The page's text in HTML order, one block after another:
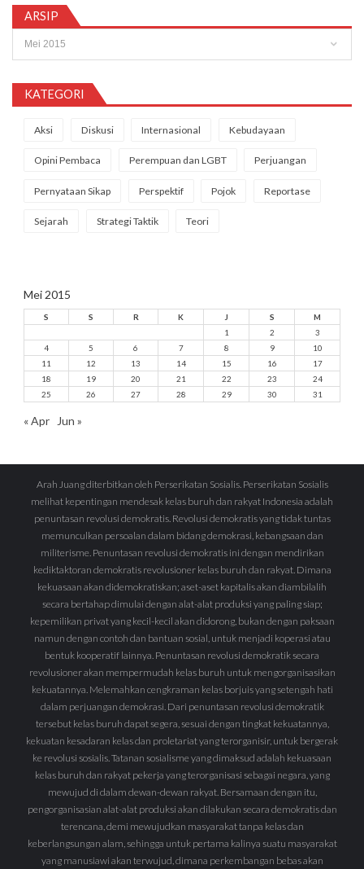
ARSIP
KATEGORI
Aksi Diskusi Internasional Kebudayaan
Opini Pembaca Perempuan dan LGBT Perjuangan
Pernyataan Sikap Perspektif Pojok Reportase
Sejarah Strategi Taktik Teori
Mei 2015
S S R K J S
M
1
2
3
4
5 6 7 8 9
10
11
12 13 14 15 16
17
18
19 20 21 22 23
24
25
26 27 28 29 30 31
« Apr Jun »
Arah Juang diterbitkan oleh Perserikatan Sosialis. Perserikatan Sosialis
melihat kepentingan mendesak kelas buruh dan rakyat Indonesia adalah
penuntasan revolusi demokratis. Revolusi demokratis yang tidak tuntas
memunculkan persoalan dalam bidang demokrasi, kebangsaan dan
militerisme. Penuntasan revolusi demokratis ini dengan mendirikan
kediktaktoran demokratis revolusioner kelas buruh dan rakyat. Dimana
kekuasaan akan didemokratiskan; aset-aset kapitalis akan diambilalih
secara bertahap dimulai dengan alat-alat produksi yang paling siap;
kepemilikan privat yang kecil-kecil akan didorong, bukan dengan paksaan
namun dengan contoh dan bantuan sosial, untuk menjadi koperasi atau
bentuk kooperatif lainnya. Penuntasan revolusi demokratik secara
revolusioner akan mempermudah kelas buruh untuk mengorganisasikan
kekuatannya. Melemahkan cengkraman kelas borjuis yang setengah hati
dalam perjuangan demokrasi. Dari penuntasan revolusi demokratik
tersebut kelas buruh dapat segera, sesuai dengan tingkat kekuatannya,
kekuatan kesadaran kelas dan proletariat yang terorganisir, untuk bergerak
ke revolusi sosialis. Tatanan sosialisme yang dimaksud adalah kekuasaan
kelas buruh dan rakyat pekerja yang terorganisasi sebagai negara, yang
mewujud di dalam dewan-dewan rakyat. Bersamaan dengan itu,
pengorganisasian alat-alat produksi akan dilakukan secara demokratis dan
terencana, demi mewujudkan masyarakat tanpa kelas dan
keberlangsungan alam, sehingga untuk pertama kalinya suatu masyarakat
yang manusiawi akan terwujud, dimana perkembangan bebas akan